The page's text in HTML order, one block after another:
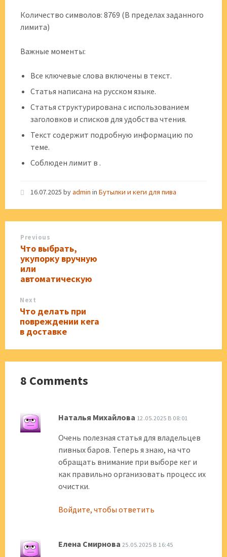
Количество символов: 8769 (В пределах заданного
лимита)
Важные моменты:
Все ключевые слова включены в текст.
Статья написана на русском языке.
Статья структурирована с использованием
заголовков и списков для удобства чтения.
Текст содержит подробную информацию по
теме.
Соблюден лимит в .
16.07.2025 byadmin in Бутылки и кеги для пива
Previous
Что выбрать,
укупорку вручную
или
автоматическую
Next
Что делать при
повреждении кега
в доставке
8 Comments
Наталья Михайлова 12.05.2025 В 08:01
Очень полезная статья для владельцев
пивных баров. Теперь я знаю, на что
обращать внимание при выборе кег и
как правильно организовать процесс их
очистки.
Войдите, чтобы ответить
Елена Смирнова 25.05.2025 В 16:45